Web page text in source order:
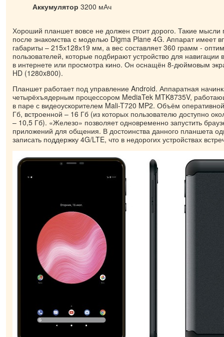
Аккумулятор 3200 мАч
Хороший планшет вовсе не должен стоит дорого. Такие мысли
после знакомства с моделью Digma Plane 4G. Аппарат имеет
габариты – 215х128х19 мм, а вес составляет 360 грамм -
пользователей, которые подбирают устройство для
в интернете или просмотра кино. Он оснащён 8-дюймовым
HD (1280x800).
Планшет работает под управление Android. Аппаратная
четырёхъядерным процессором MediaTek MTK8735V,
в паре с видеоускорителем Mali-T720 MP2. Объём
Гб, встроенной – 16 Гб (из которых пользователю доступно
– 10,5 Гб). «Железо» позволяет одновременно запустить
приложений для общения. В достоинства данного планшета
записать поддержку 4G/LTE, что в недорогих устройствах